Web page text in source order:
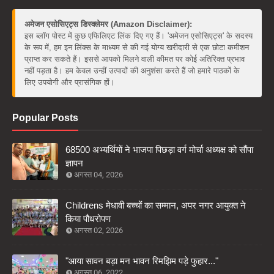
अमेजन एसोसिएट्स डिस्क्लेमर (Amazon Disclaimer):
इस ब्लॉग पोस्ट में कुछ एफिलिएट लिंक दिए गए हैं। 'अमेजन एसोसिएट्स' के सदस्य
के रूप में, हम इन लिंक्स के माध्यम से की गई योग्य खरीदारी से एक छोटा कमीशन
प्राप्त कर सकते हैं। इससे आपको मिलने वाली कीमत पर कोई अतिरिक्त प्रभाव
नहीं पड़ता है। हम केवल उन्हीं उत्पादों की अनुशंसा करते हैं जो हमारे पाठकों के
लिए उपयोगी और प्रासंगिक हों।
Popular Posts
68500 अभ्यर्थियों ने भाजपा पिछड़ा वर्ग मोर्चा अध्यक्ष को सौंपा
ज्ञापन
अगस्त 04, 2026
Childrens मेधावी बच्चों का सम्मान, अपर नगर आयुक्त ने
किया पौधरोपण
अगस्त 02, 2026
"आया सावन बड़ा मन भावन रिमझिम पड़े फुहार..."